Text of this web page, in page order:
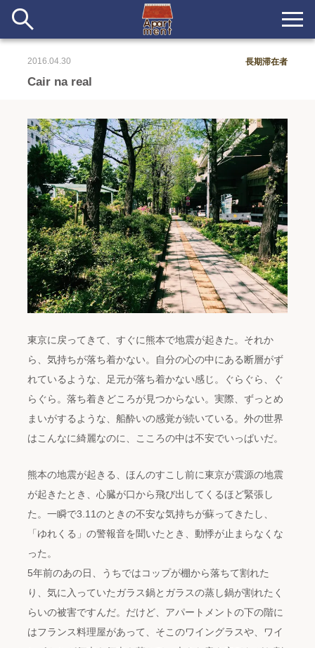
#アイデア #イベント #インド #エッセイ #ボツ #マルシェ
#旅
#日記 #暮らし #生活 #留学 #考え事 #音楽
イベント&ショップ
長期滞在者&more
アパートメントについて
寄付について
配信
入居者一覧
Cair na real
2016.04.30 長期滞在者
東京に戻ってきて、すぐに熊本で地震が起きた。それか
ら、気持ちが落ち着かない。自分の心の中にある断層がず
れているような、足元が落ち着かない感じ。ぐらぐら、ぐ
らぐら。落ち着きどころが見つからない。実際、ずっとめ
まいがするような、船酔いの感覚が続いている。外の世界
はこんなに綺麗なのに、こころの中は不安でいっぱいだ。
熊本の地震が起きる、ほんのすこし前に東京が震源の地震
が起きたとき、心臓が口から飛び出してくるほど緊張し
た。一瞬で3.11のときの不安な気持ちが蘇ってきたし、
「ゆれくる」の警報音を聞いたとき、動悸が止まらなくな
った。
5年前のあの日、うちではコップが棚から落ちて割れた
り、気に入っていたガラス鍋とガラスの蒸し鍋が割れたく
らいの被害ですんだ。だけど、アパートメントの下の階に
はフランス料理屋があって、そこのワイングラスや、ワイ